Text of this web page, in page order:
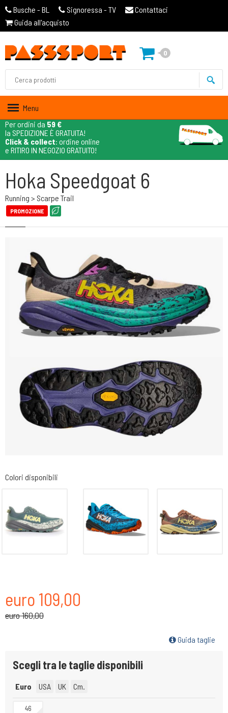
Busche - BL Signoressa - TV
Contattaci
Guida all'acquisto
0
Menu
Per ordini da 59 €
la SPEDIZIONE È GRATUITA!
Click & collect: ordine online
e RITIRO IN NEGOZIO GRATUITO!
Hoka Speedgoat 6
Running > Scarpe Trail
PROMOZIONE
Colori disponibili
euro 109,00
euro 160,00
Guida taglie
Scegli tra le taglie disponibili
Euro USA UK Cm.
46